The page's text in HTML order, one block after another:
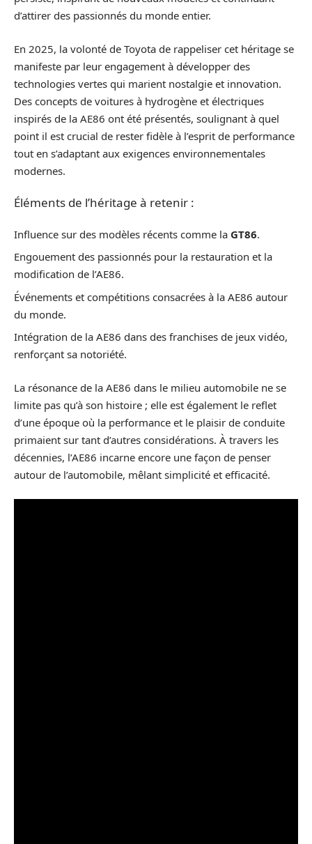
d’attirer des passionnés du monde entier.
En 2025, la volonté de Toyota de rappeliser cet héritage se
manifeste par leur engagement à développer des
technologies vertes qui marient nostalgie et innovation.
Des concepts de voitures à hydrogène et électriques
inspirés de la AE86 ont été présentés, soulignant à quel
point il est crucial de rester fidèle à l’esprit de performance
tout en s’adaptant aux exigences environnementales
modernes.
Éléments de l’héritage à retenir :
Influence sur des modèles récents comme la GT86.
Engouement des passionnés pour la restauration et la
modification de l’AE86.
Événements et compétitions consacrées à la AE86 autour
du monde.
Intégration de la AE86 dans des franchises de jeux vidéo,
renforçant sa notoriété.
La résonance de la AE86 dans le milieu automobile ne se
limite pas qu’à son histoire ; elle est également le reflet
d’une époque où la performance et le plaisir de conduite
primaient sur tant d’autres considérations. À travers les
décennies, l’AE86 incarne encore une façon de penser
autour de l’automobile, mêlant simplicité et efficacité.